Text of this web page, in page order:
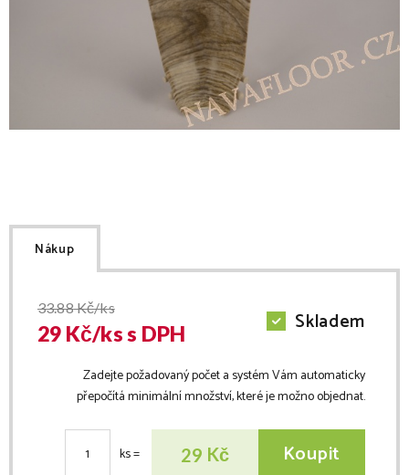
Nákup
33.88Kč/ks
29 Kč/kss DPH Skladem
Zadejte požadovaný počet a systém Vám automaticky
přepočítá minimální množství, které je možno objednat.
ks= 29 Kč Koupit